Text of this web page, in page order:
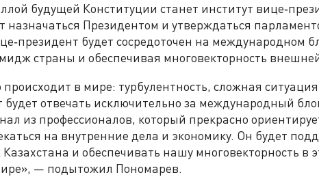
будущей Конституции станет институт
назначаться Президентом и утверждаться
будет сосредоточен на международном
страны и обеспечивая многовекторность
в мире: турбулентность, сложная
будет отвечать исключительно за международный
из профессионалов, который прекрасно
на внутренние дела и экономику. Он будет
и обеспечивать нашу многовекторность в
— подытожил Пономарев.